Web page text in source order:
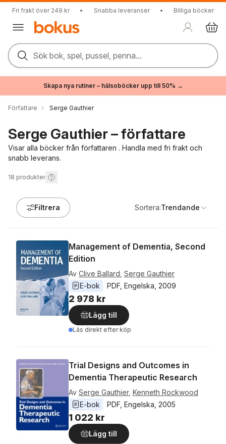
Fri frakt över 249 kr • Snabba leveranser • Billiga böcker
Sök bok, spel, pussel, penna...
Skapa nya rutiner – hälsoböcker upp till 50% →
Författare Serge Gauthier
Serge Gauthier – författare
Visar alla böcker från författaren . Handla med fri frakt och
snabb leverans.
18 produkter
Filtrera Sortera:Trendande
Management of Dementia, Second
Edition
Av Clive Ballard Serge Gauthier
E-bok
PDF Engelska 2009
2 978 kr
Lägg till
Läs direkt efter köp
Trial Designs and Outcomes in
Dementia Therapeutic Research
Av Serge Gauthier, Kenneth Rockwood
E-bok
PDF Engelska 2005
1 022 kr
Lägg till